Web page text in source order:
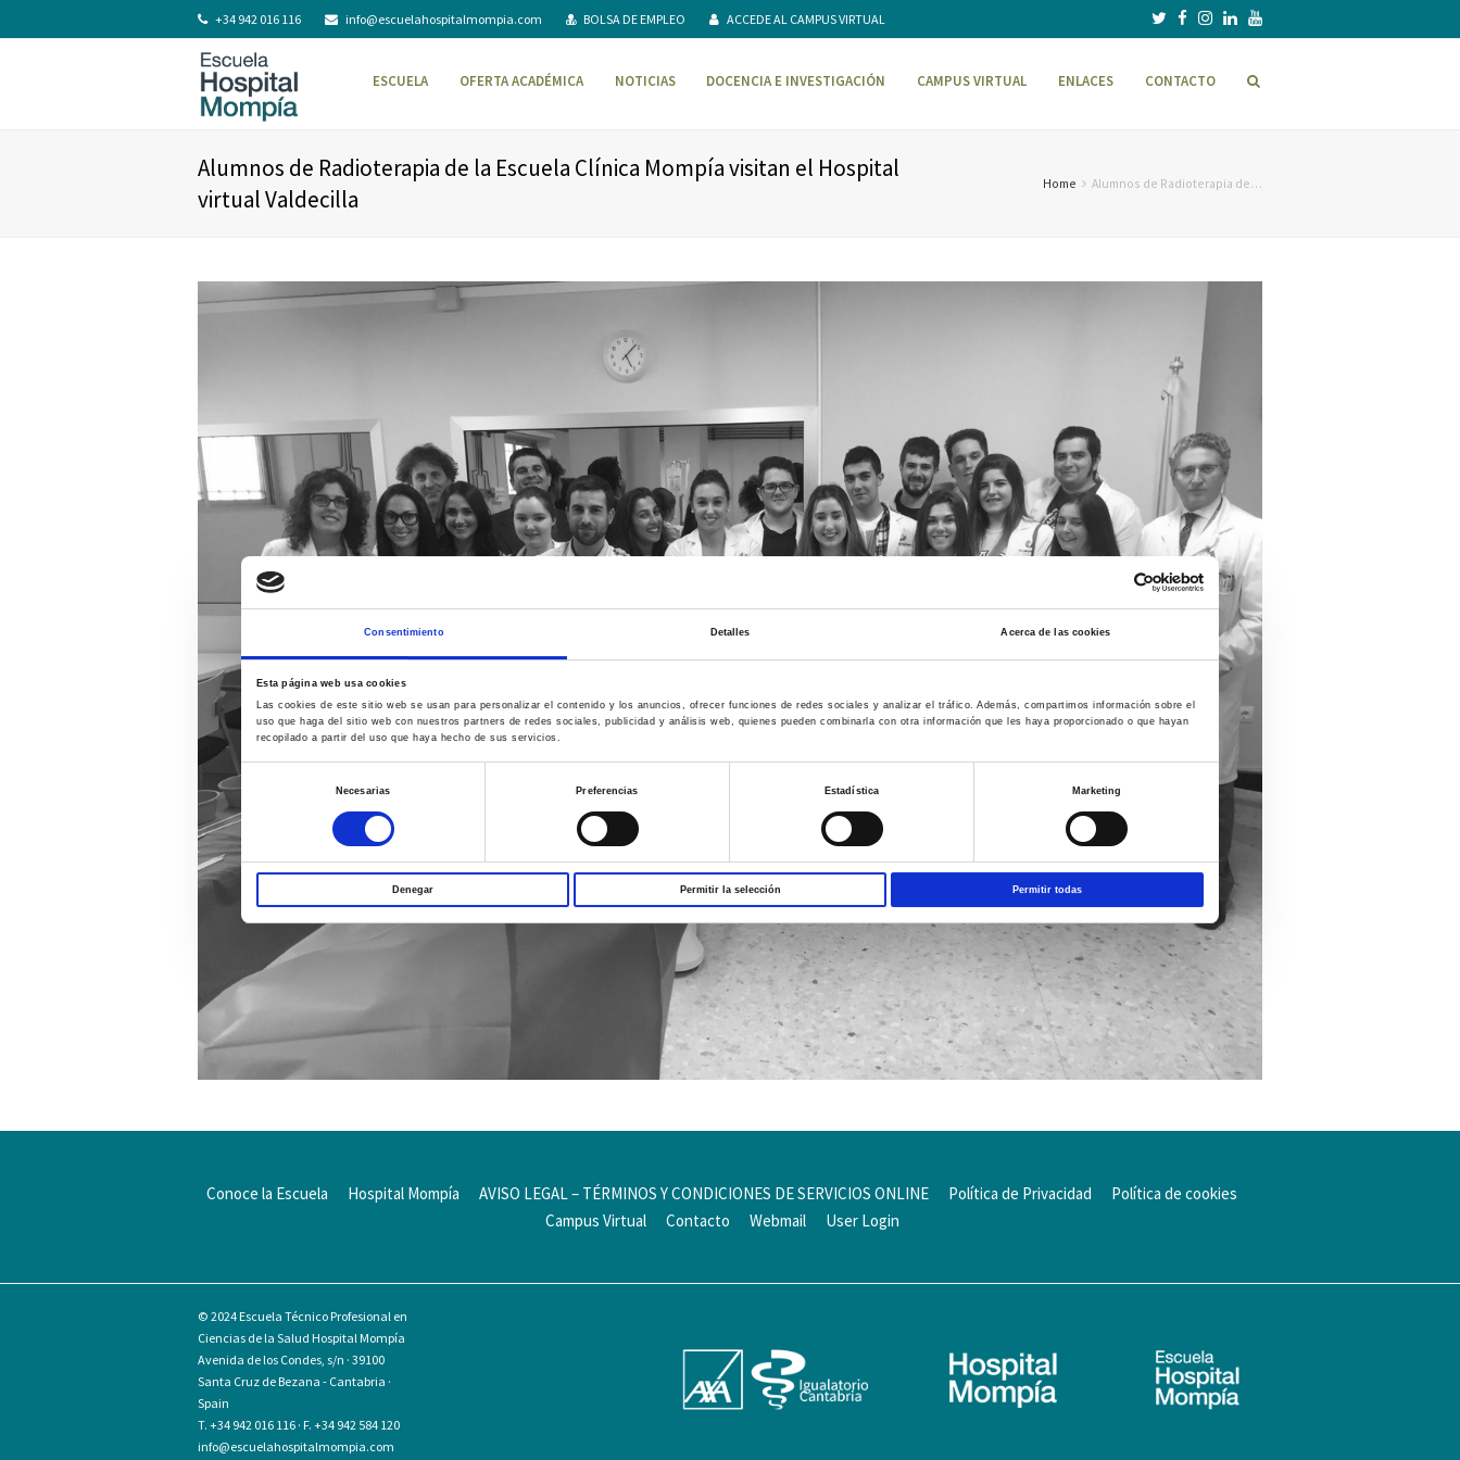
Consentimiento Detalles Acerca de las cookies
Esta página web usa cookies
Las cookies de este sitio web se usan para personalizar el contenido y los anuncios, ofrecer funciones de redes sociales y analizar el tráfico. Además, compartimos información sobre el
uso que haga del sitio web con nuestros partners de redes sociales, publicidad y análisis web, quienes pueden combinarla con otra información que les haya proporcionado o que hayan
recopilado a partir del uso que haya hecho de sus servicios.
Selección
Necesarias Preferencias Estadística Marketing
Denegar Permitir la selección Permitir todas
+34 942 016 116 info@escuelahospitalmompia.com BOLSA DE EMPLEO ACCEDE AL CAMPUS VIRTUAL
ESCUELA OFERTA ACADÉMICA NOTICIAS DOCENCIA E INVESTIGACIÓN CAMPUS VIRTUAL ENLACES CONTACTO
Alumnos de Radioterapia de la Escuela Clínica Mompía visitan el Hospital
virtual Valdecilla
Home Alumnos de Radioterapia de…
Conoce la Escuela Hospital Mompía AVISO LEGAL – TÉRMINOS Y CONDICIONES DE SERVICIOS ONLINE Política de Privacidad
Política de cookies
Campus Virtual
Contacto Webmail User Login
© 2024 Escuela Técnico Profesional en
Ciencias de la Salud Hospital Mompía
Avenida de los Condes, s/n · 39100
Santa Cruz de Bezana - Cantabria ·
Spain
T. +34 942 016 116 · F. +34 942 584 120
info@escuelahospitalmompia.com